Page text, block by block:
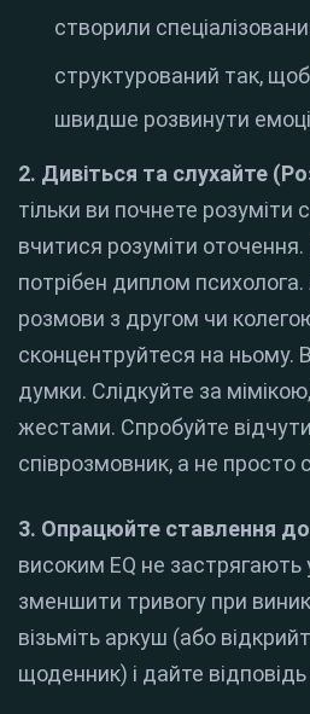
створили
структурований так,
швидше розвинути
2. Дивіться та слухайте
тільки ви почнете розуміти
вчитися розуміти
потрібен диплом психолога.
розмови з другом чи
сконцентруйтеся на ньому.
думки. Слідкуйте за
жестами. Спробуйте
співрозмовник, а не просто
3. Опрацюйте ставлення
високим EQ не застрягають
зменшити тривогу при
візьміть аркуш (або
щоденник) і дайте